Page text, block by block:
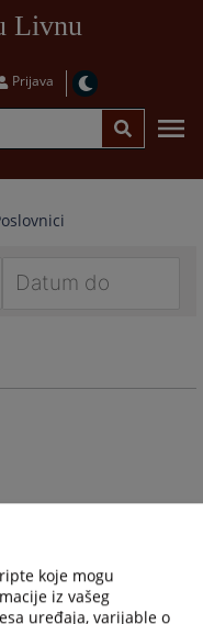
Livnu
Prijava
interact
Press
the
koje mogu
iz vašeg
uređaja, varijable o